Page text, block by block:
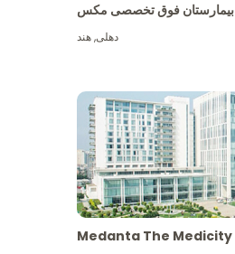
بیمارستان فوق تخصصی مکس
دهلی,هند
Medanta The Medicity